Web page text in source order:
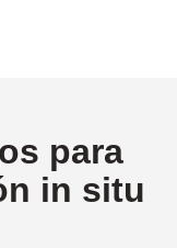
para
in situ